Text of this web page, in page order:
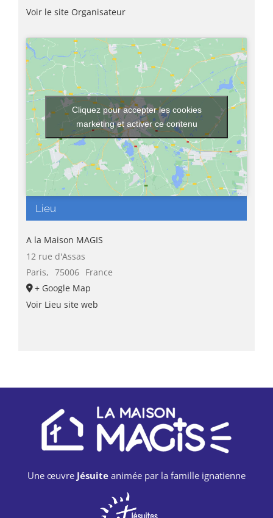
Voir le site Organisateur
Lieu
A la Maison MAGIS
12 rue d'Assas
Paris, 75006 France
+ Google Map
Voir Lieu site web
Cliquez pour accepter les cookies
marketing et activer ce contenu
Une œuvre Jésuite animée par la famille ignatienne